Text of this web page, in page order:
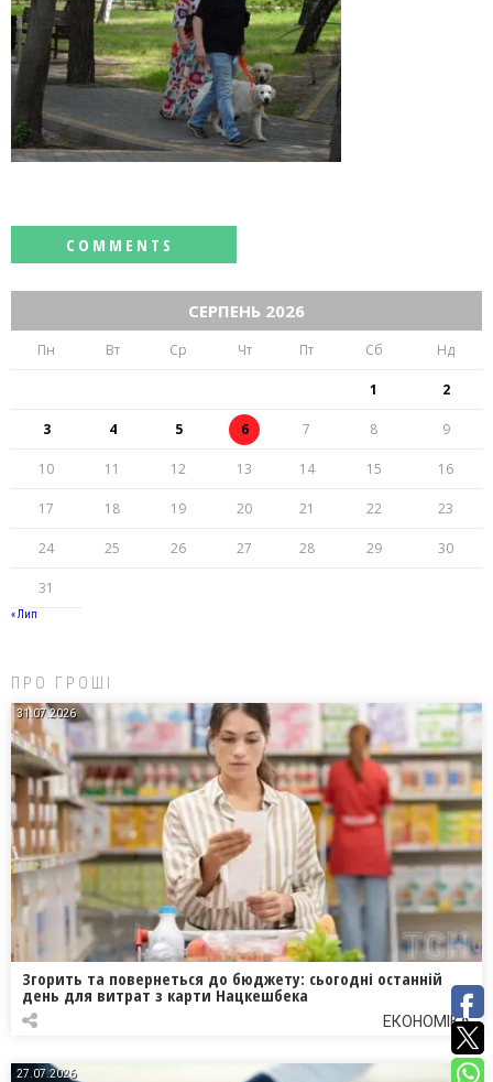
СЕРПЕНЬ 2026
Пн Вт Ср Чт Пт Сб Нд
1 2
3 4 5 6 7 8 9
10 11 12 13 14 15 16
17 18 19 20 21 22 23
24 25 26 27 28 29 30
31
« Лип
ПРО ГРОШІ
31.07.2026
Згорить та повернеться до бюджету: сьогодні останній
день для витрат з карти Нацкешбека
ЕКОНОМІКА
27.07.2026